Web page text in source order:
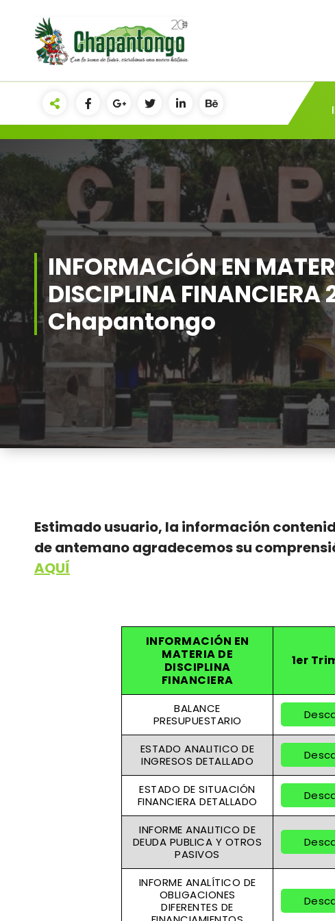
INFORMACIÓN EN
DISCIPLINA FINANCIERA
Chapantongo
Estimado usuario, la información
de antemano agradecemos su
AQUÍ
INFORMACIÓN EN
MATERIA DE
DISCIPLINA
FINANCIERA
1er
BALANCE
PRESUPUESTARIO
ESTADO ANALITICO DE
INGRESOS DETALLADO
ESTADO DE SITUACIÓN
FINANCIERA DETALLADO
INFORME ANALITICO DE
DEUDA PUBLICA Y OTROS
PASIVOS
INFORME ANALÍTICO DE
OBLIGACIONES
DIFERENTES DE